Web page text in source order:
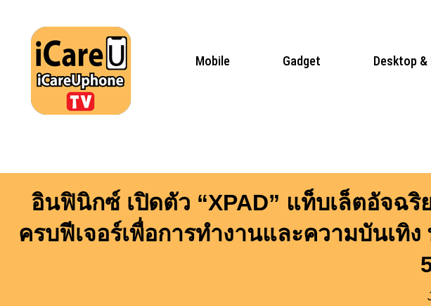
content
Mobile Gadget Desktop
อินฟินิกซ์ เปิดตัว “XPAD” แท็บเล็ตอัจฉ
ครบฟีเจอร์เพื่อการทำงานและความบันเทิ